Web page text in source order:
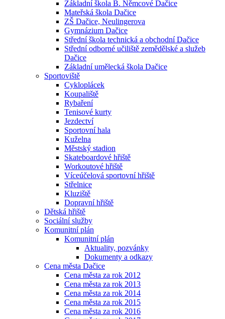
Základní škola B. Němcové Dačice
Mateřská škola Dačice
ZŠ Dačice, Neulingerova
Gymnázium Dačice
Střední škola technická a obchodní Dačice
Střední odborné učiliště zemědělské a služeb
Dačice
Základní umělecká škola Dačice
Sportoviště
Cykloplácek
Koupaliště
Rybaření
Tenisové kurty
Jezdectví
Sportovní hala
Kuželna
Městský stadion
Skateboardové hřiště
Workoutové hřiště
Víceúčelová sportovní hřiště
Střelnice
Kluziště
Dopravní hřiště
Dětská hřiště
Sociální služby
Komunitní plán
Komunitní plán
Aktuality, pozvánky
Dokumenty a odkazy
Cena města Dačice
Cena města za rok 2012
Cena města za rok 2013
Cena města za rok 2014
Cena města za rok 2015
Cena města za rok 2016